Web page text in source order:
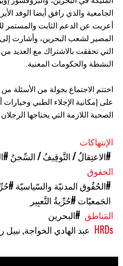
الجامعية والذي رافق أيضا الوفد
أعربت عن الدعم الثابت والمستمر
المصير لشعب البحرين، وأشارت إلى
التي تحققت بالاشتراك مع العديد
النشطة والحكومات المعنية.
اختتم الاجتماع بجولة من الأسئلة
على إمكانية الإجلاء الطبي وخيارات
الصحية اللازمة التي يحتاجها
الإنتهاكات
#الاعتِقالُ / التَّوقِيفُ / السِّجنُ
الحقوق
#الحُقُوق المدنيّة والسّياسيّة
الجَمعيّات #حُرِّيةُ التَّعبِير
المَناطق #البحرين
HRDs عبد الهادي الخواجة,